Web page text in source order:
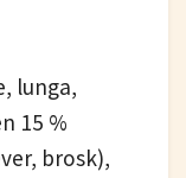
lunga,
15 %
brosk),